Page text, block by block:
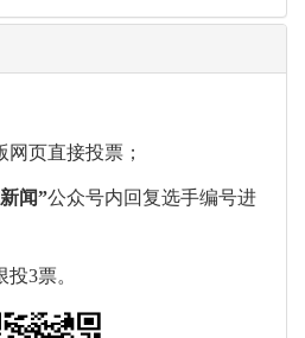
页直接投票；
闻”公众号内回复选手编号进
3票。